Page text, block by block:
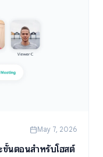
May 7, 2026
นตอนสำหรับโฮสต์